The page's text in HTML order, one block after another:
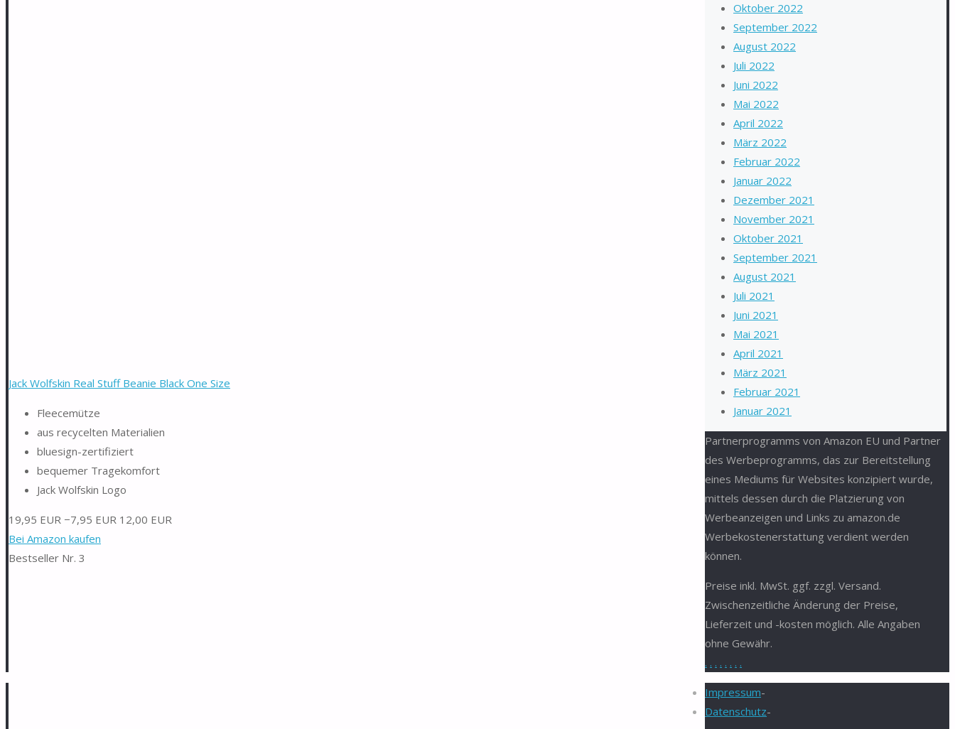
Jack Wolfskin Real Stuff Beanie Black One Size
Fleecemütze
aus recycelten Materialien
bluesign-zertifiziert
bequemer Tragekomfort
Jack Wolfskin Logo
19,95 EUR −7,95 EUR 12,00 EUR
Bei Amazon kaufen
Bestseller Nr. 3
Oktober 2022
September 2022
August 2022
Juli 2022
Juni 2022
Mai 2022
April 2022
März 2022
Februar 2022
Januar 2022
Dezember 2021
November 2021
Oktober 2021
September 2021
August 2021
Juli 2021
Juni 2021
Mai 2021
April 2021
März 2021
Februar 2021
Januar 2021
Partnerprogramms von Amazon EU und Partner
des Werbeprogramms, das zur Bereitstellung
eines Mediums für Websites konzipiert wurde,
mittels dessen durch die Platzierung von
Werbeanzeigen und Links zu amazon.de
Werbekostenerstattung verdient werden
können.
Preise inkl. MwSt. ggf. zzgl. Versand.
Zwischenzeitliche Änderung der Preise,
Lieferzeit und -kosten möglich. Alle Angaben
ohne Gewähr.
. . . . . . . .
Impressum-
Datenschutz-